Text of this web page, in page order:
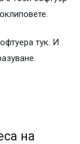
тук. И
на